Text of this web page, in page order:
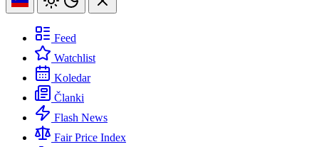
Feed
Watchlist
Koledar
Članki
Flash News
Fair Price Index